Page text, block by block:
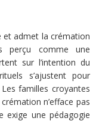
et admet la crémation
perçu comme une
sur l’intention du
s’ajustent pour
familles croyantes
n’efface pas
exige une pédagogie